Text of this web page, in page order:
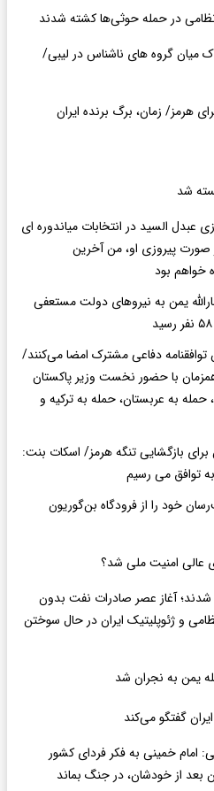
میان گروه های ناشناس در لیبی/
هرمز/ زمان، برگ برنده ایران
شد
عبدل السید در انتخابات میاندوره ای
صورت پیروزی او، من آخرین
خواهم بود
یمن به نیروهای دولت مستعفی
توافقنامه دفاعی مشترک امضا می‌کنند/
با حضور نخست وزیر پاکستان
به عربستان، حمله به ترکیه و
بازگشایی تنگه هرمز/ اسکات بنت:
به توافق می رسیم
خود را از فرودگاه بن‌گوریون
عالی امنیت ملی شد؟
شدند؛ آغاز عصر صادرات نفت بدون
و ژئوپلیتیک ایران در حال سوختن
یمن به نجران شد
گفتگو می‌کند
امام خمینی به فکر فردای کشور
بعد از خودشان، در جنگ بماند